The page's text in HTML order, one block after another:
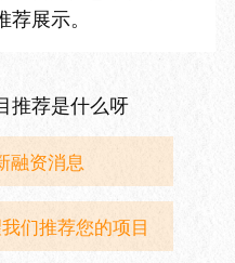
展示。
推荐是什么呀
融资消息
们推荐您的项目